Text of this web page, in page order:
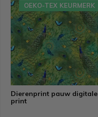
Dierenprint pauw digitale
print
OEKO-TEX KEURMERK
OEKO-TEX KEURMERK